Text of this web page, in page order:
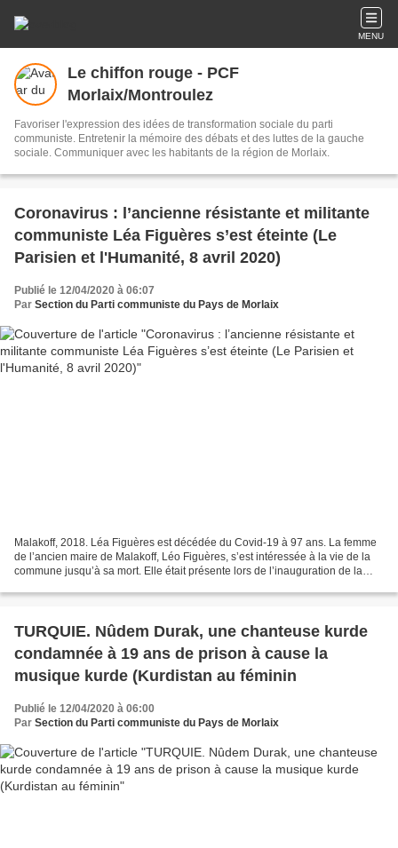
MENU
Le chiffon rouge - PCF
Morlaix/Montroulez
Favoriser l'expression des idées de transformation sociale du parti
communiste. Entretenir la mémoire des débats et des luttes de la gauche
sociale. Communiquer avec les habitants de la région de Morlaix.
Coronavirus : l’ancienne résistante et militante
communiste Léa Figuères s’est éteinte (Le
Parisien et l'Humanité, 8 avril 2020)
Publié le 12/04/2020 à 06:07
Par Section du Parti communiste du Pays de Morlaix
Malakoff, 2018. Léa Figuères est décédée du Covid-19 à 97 ans. La femme
de l’ancien maire de Malakoff, Léo Figuères, s’est intéressée à la vie de la
commune jusqu’à sa mort. Elle était présente lors de l’inauguration de la
TURQUIE. Nûdem Durak, une chanteuse kurde
condamnée à 19 ans de prison à cause la
musique kurde (Kurdistan au féminin
Publié le 12/04/2020 à 06:00
Par Section du Parti communiste du Pays de Morlaix